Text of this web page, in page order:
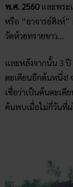
พ.ศ. 2560และพระ
หรือ “อาจารย์สิงห์
วัดห้วยทรายขาว…
และหลังจากนั้น 3
ตะเคียนอีกต้นหนึ่ง!
เชื่อว่าเป็นต้นตะเคี
ค้นพบเมื่อไม่กี่วันที่